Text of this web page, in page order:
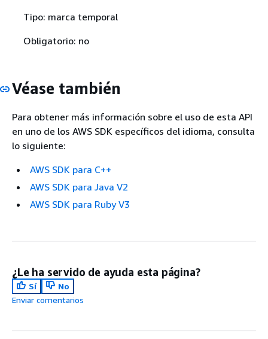
Tipo: marca temporal
Obligatorio: no
Véase también
Para obtener más información sobre el uso de esta API
en uno de los AWS SDK específicos del idioma, consulta
lo siguiente:
AWS SDK para C++
AWS SDK para Java V2
AWS SDK para Ruby V3
¿Le ha servido de ayuda esta página?
Sí
No
Enviar comentarios